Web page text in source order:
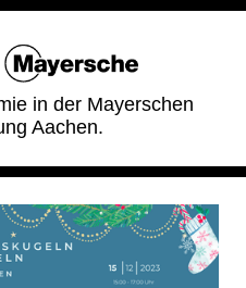
in der Mayerschen
Aachen.